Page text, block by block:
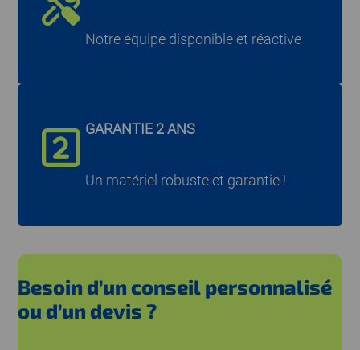
Notre équipe disponible et réactive
GARANTIE 2 ANS
Un matériel robuste et garantie !
Besoin d’un conseil personnalisé
ou d’un devis ?